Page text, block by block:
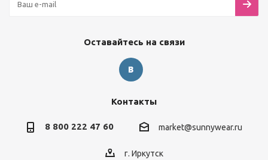
Оставайтесь на связи
Контакты
8 800 222 47 60 market@sunnywear.ru
г. Иркутск